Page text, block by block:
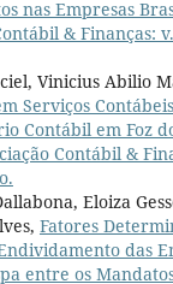
nas Empresas
& Finanças:
Vinicius Abilio
Serviços
Contábil em Foz
Contábil &
Eloiza
Fatores
das
entre os